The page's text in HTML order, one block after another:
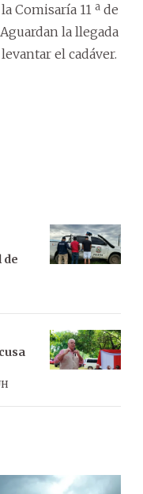
Comisaría 11 ª de
la llegada
el cadáver.
de